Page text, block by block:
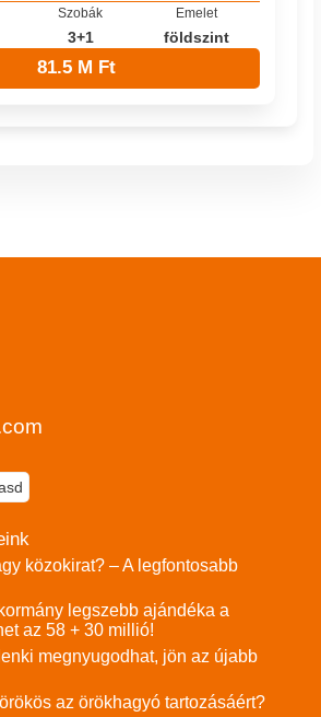
Szobák
3+1
Emelet
földszint
81.5 M Ft
közokirat? – A legfontosabb
legszebb ajándéka a
az 58 + 30 millió!
megnyugodhat, jön az újabb
az örökhagyó tartozásáért?